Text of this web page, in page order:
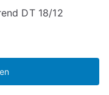
DT 18/12